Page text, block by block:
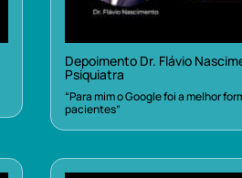
Depoimento Dr. Flávio
Psiquiatra
“Para mim o Google foi a melhor
pacientes”